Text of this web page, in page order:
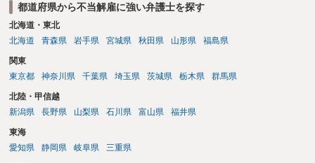
都道府県から不当解雇に強い弁護士を探す
北海道・東北
北海道
青森県 岩手県 宮城県 秋田県 山形県 福島県
関東
東京都
神奈川県 千葉県 埼玉県 茨城県 栃木県 群馬県
北陸・甲信越
新潟県
長野県 山梨県 石川県 富山県 福井県
東海
愛知県
静岡県 岐阜県 三重県